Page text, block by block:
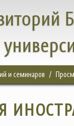
и семинаров